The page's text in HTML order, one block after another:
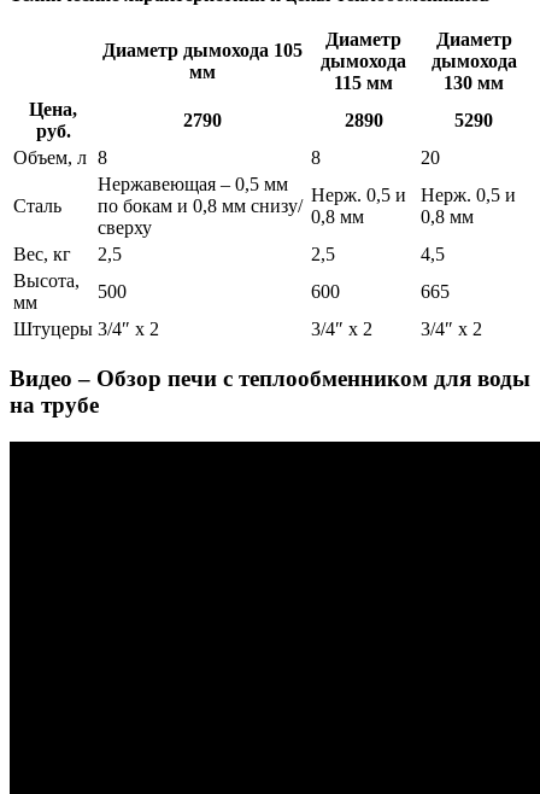
Диаметр дымохода 105
мм
Диаметр
дымохода
115 мм
Диаметр
дымохода
130 мм
Цена,
руб.
2790 2890
5290
Объем, л 8 8 20
Сталь
Нержавеющая – 0,5 мм
по бокам и 0,8 мм снизу/
сверху
Нерж. 0,5 и
0,8 мм
Нерж. 0,5 и
0,8 мм
Вес, кг
2,5 2,5
4,5
Высота,
мм
500 600
665
Штуцеры 3/4″ х 2 3/4″ х 2 3/4″ х 2
Видео – Обзор печи с теплообменником для воды
на трубе